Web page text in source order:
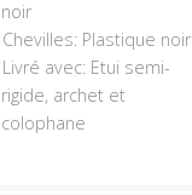
noir
Chevilles: Plastique noir
Livré avec: Etui semi-
rigide, archet et
colophane